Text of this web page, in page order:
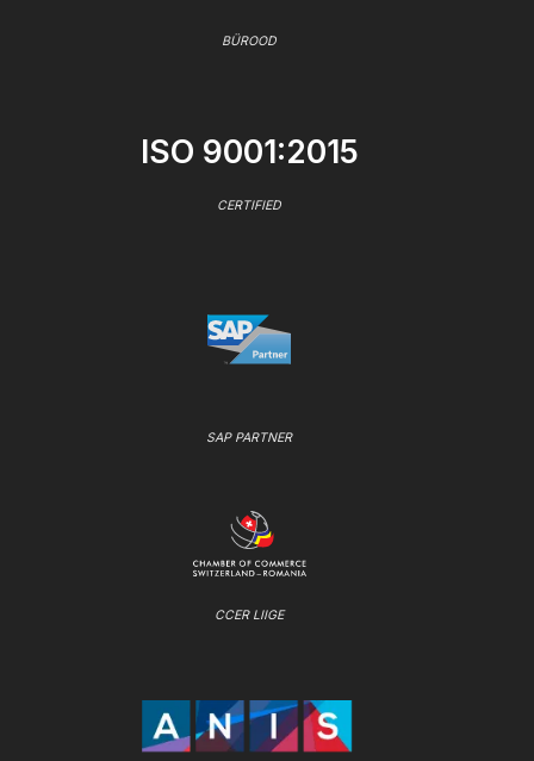
BÜROOD
ISO 9001:2015
CERTIFIED
SAP PARTNER
CCER LIIGE